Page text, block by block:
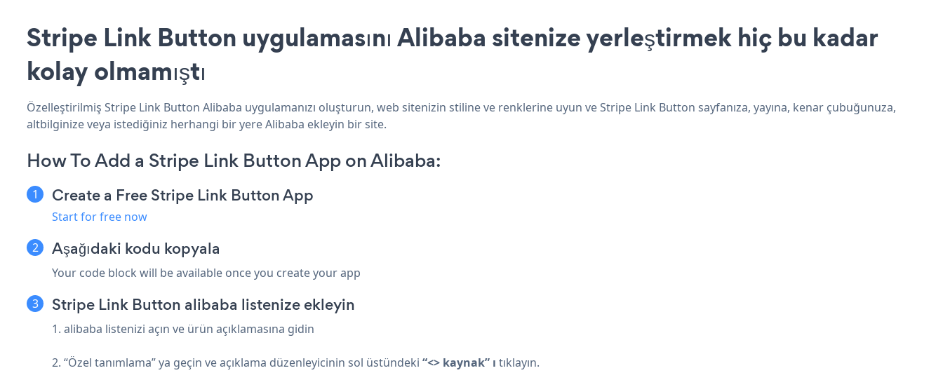
Stripe Link Button uygulamasını Alibaba sitenize yerleştirmek hiç bu kadar
kolay olmamıştı
Özelleştirilmiş Stripe Link Button Alibaba uygulamanızı oluşturun, web sitenizin stiline ve renklerine uyun ve Stripe Link Button sayfanıza, yayına, kenar çubuğunuza,
altbilginize veya istediğiniz herhangi bir yere Alibaba ekleyin bir site.
How To Add a Stripe Link Button App on Alibaba:
Create a Free Stripe Link Button App
Start for free now
Aşağıdaki kodu kopyala
Your code block will be available once you create your app
Stripe Link Button alibaba listenize ekleyin
1. alibaba listenizi açın ve ürün açıklamasına gidin
2. “Özel tanımlama” ya geçin ve açıklama düzenleyicinin sol üstündeki “<> kaynak” ı tıklayın.